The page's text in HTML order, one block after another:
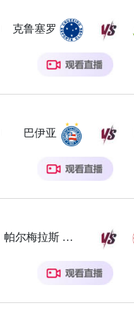
克鲁塞罗
巴伊亚
帕尔梅拉斯